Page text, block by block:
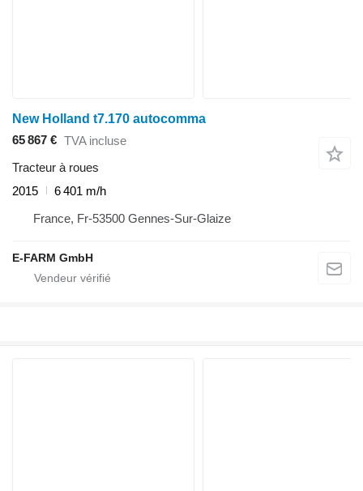
New Holland t7.170 autocomma
65 867 € TVA incluse
Tracteur à roues
2015
6 401 m/h
France, Fr-53500 Gennes-Sur-Glaize
E-FARM GmbH